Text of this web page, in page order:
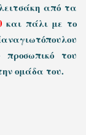
από τα
και πάλι με το
του
ομάδα του.